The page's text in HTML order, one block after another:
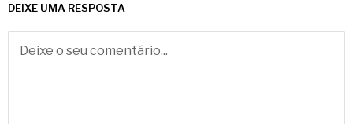
DEIXE UMA RESPOSTA